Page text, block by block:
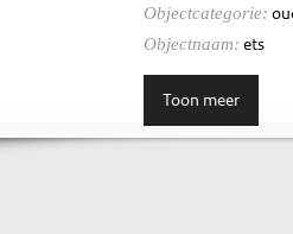
Objectcategorie:
Objectnaam: ets
Toon meer